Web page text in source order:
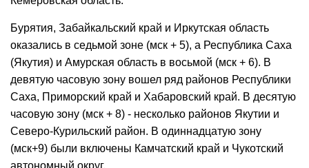
Бурятия, Забайкальский край и Иркутская область
оказались в седьмой зоне (мск + 5), а Республика Саха
(Якутия) и Амурская область в восьмой (мск + 6). В
девятую часовую зону вошел ряд районов Республики
Саха, Приморский край и Хабаровский край. В десятую
часовую зону (мск + 8) - несколько районов Якутии и
Северо-Курильский район. В одиннадцатую зону
(мск+9) были включены Камчатский край и Чукотский
автономный округ.